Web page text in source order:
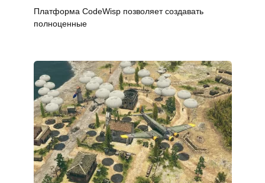
Платформа CodeWisp позволяет создавать
полноценные